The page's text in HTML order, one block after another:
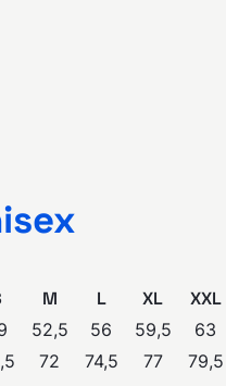
M L XL
XXL
52,5 56 59,5 63
72 74,5 77 79,5